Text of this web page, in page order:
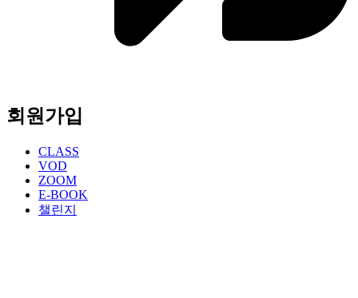
회원가입
CLASS
VOD
ZOOM
E-BOOK
챌린지